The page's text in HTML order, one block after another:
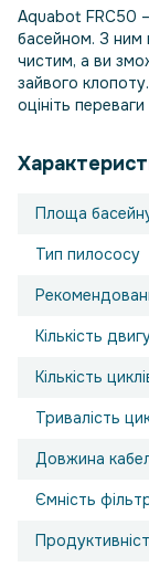
Aquabot FRC50
басейном. З ним
чистим, а ви
зайвого
оцініть
Площа
Тип пилососу
Кількість
Кількість
Тривалість
Довжина
Ємність